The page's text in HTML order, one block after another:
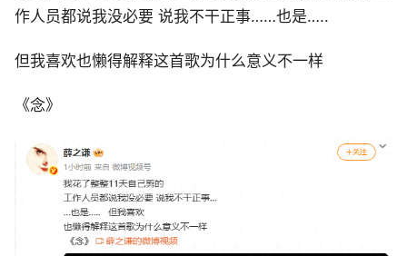
作人员都说我没必要 说我不干正事……也是…..
但我喜欢也懒得解释这首歌为什么意义不一样
《念》